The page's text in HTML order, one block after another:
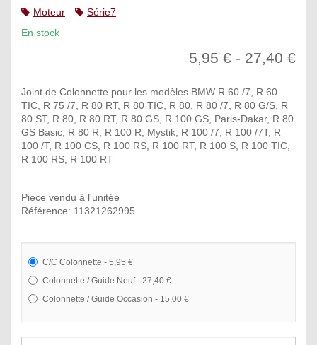
Moteur
Série7
En stock
5,95 € - 27,40 €
Joint de Colonnette pour les modèles BMW R 60 /7, R 60
TIC, R 75 /7, R 80 RT, R 80 TIC, R 80, R 80 /7, R 80 G/S, R
80 ST, R 80, R 80 RT, R 80 GS, R 100 GS, Paris-Dakar, R 80
GS Basic, R 80 R, R 100 R, Mystik, R 100 /7, R 100 /7T, R
100 /T, R 100 CS, R 100 RS, R 100 RT, R 100 S, R 100 TIC,
R 100 RS, R 100 RT
Piece vendu à l'unitée
Référence: 11321262995
C/C Colonnette - 5,95 €
Colonnette / Guide Neuf - 27,40 €
Colonnette / Guide Occasion - 15,00 €